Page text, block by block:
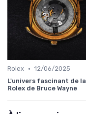
Rolex • 12/06/2025
L'univers fascinant de la
Rolex de Bruce Wayne